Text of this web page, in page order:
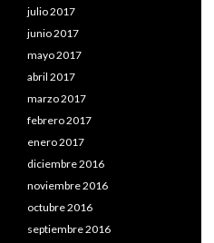
julio 2017
junio 2017
mayo 2017
abril 2017
marzo 2017
febrero 2017
enero 2017
diciembre 2016
noviembre 2016
octubre 2016
septiembre 2016